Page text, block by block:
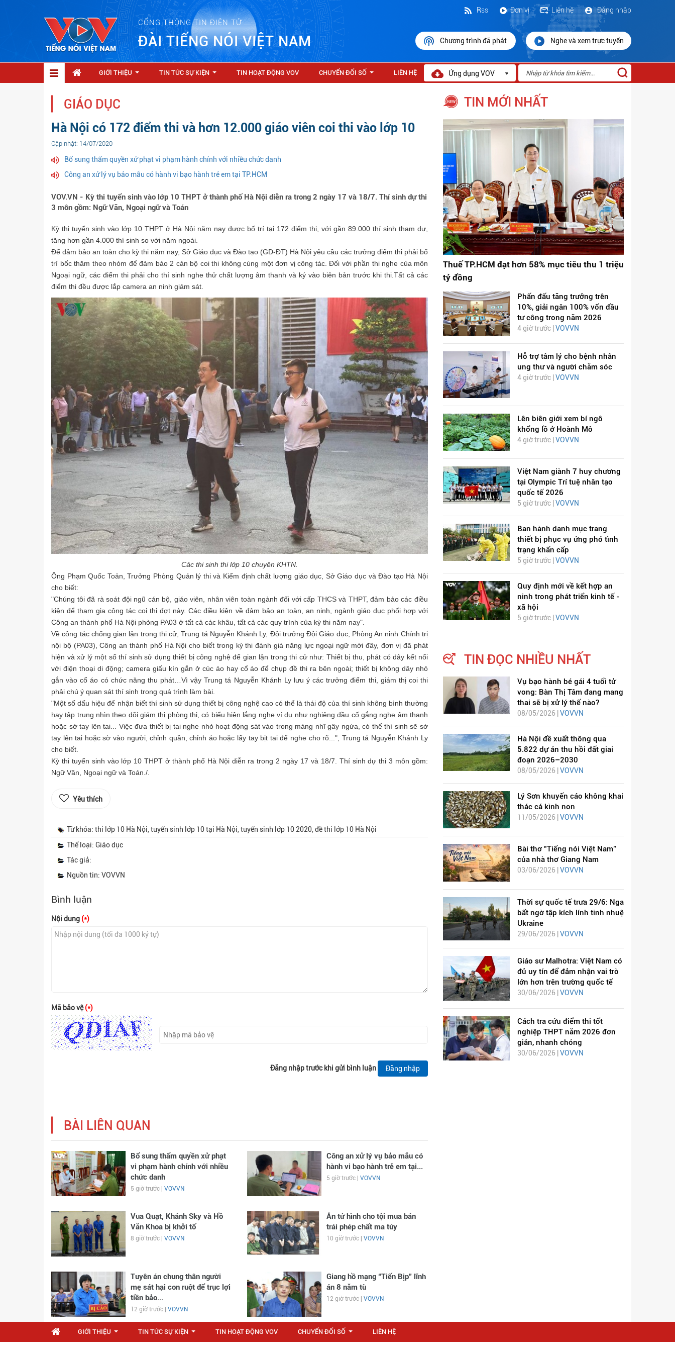
CỔNG THÔNG TIN ĐIỆN TỬ
ĐÀI TIẾNG NÓI VIỆT NAM
Đăng nhập
Liên hệ
Đơn vị
Rss
Chương trình đã phát Nghe và xem trực tuyến
GIỚI THIỆU TIN TỨC SỰ KIỆN TIN HOẠT ĐỘNG VOV CHUYỂN ĐỔI SỐ LIÊN HỆ Ứng dụng VOV
GIÁO DỤC
Hà Nội có 172 điểm thi và hơn 12.000 giáo viên coi thi vào lớp 10
Cập nhật: 14/07/2020
Bổ sung thẩm quyền xử phạt vi phạm hành chính với nhiều chức danh
Công an xử lý vụ bảo mẫu có hành vi bạo hành trẻ em tại TP.HCM
VOV.VN - Kỳ thi tuyển sinh vào lớp 10 THPT ở thành phố Hà Nội diễn ra trong 2 ngày 17 và 18/7. Thí sinh dự thi
3 môn gồm: Ngữ Văn, Ngoại ngữ và Toán
Kỳ thi tuyển sinh vào lớp 10 THPT ở Hà Nội năm nay được bố trí tại 172 điểm thi, với gần 89.000 thí sinh tham dự,
tăng hơn gần 4.000 thí sinh so với năm ngoái.
Để đảm bảo an toàn cho kỳ thi năm nay, Sở Giáo dục và Đào tạo (GD-ĐT) Hà Nội yêu cầu các trưởng điểm thi phải bố
trí bốc thăm theo nhóm để đảm bảo 2 cán bộ coi thi không cùng một đơn vị công tác. Đối với phần thi nghe của môn
Ngoại ngữ, các điểm thi phải cho thí sinh nghe thử chất lượng âm thanh và ký vào biên bản trước khi thi.Tất cả các
điểm thi đều được lắp camera an ninh giám sát.
Các thi sinh thi lớp 10 chuyên KHTN.
Ông Phạm Quốc Toản, Trưởng Phòng Quản lý thi và Kiểm định chất lượng giáo dục, Sở Giáo dục và Đào tạo Hà Nội
cho biết:
"Chúng tôi đã rà soát đội ngũ cán bộ, giáo viên, nhân viên toàn ngành đối với cấp THCS và THPT, đảm bảo các điều
kiện để tham gia công tác coi thi đợt này. Các điều kiện về đảm bảo an toàn, an ninh, ngành giáo dục phối hợp với
Công an thành phố Hà Nội phòng PA03 ở tất cả các khâu, tất cả các quy trình của kỳ thi năm nay".
Về công tác chống gian lận trong thi cử, Trung tá Nguyễn Khánh Ly, Đội trưởng Đội Giáo dục, Phòng An ninh Chính trị
nội bộ (PA03), Công an thành phố Hà Nội cho biết trong kỳ thi đánh giá năng lực ngoại ngữ mới đây, đơn vị đã phát
hiện và xử lý một số thí sinh sử dụng thiết bị công nghệ để gian lận trong thi cử như: Thiết bị thu, phát có dây kết nối
với điện thoại di động; camera giấu kín gắn ở cúc áo hay cổ áo để chụp đề thi ra bên ngoài; thiết bị không dây nhỏ
gắn vào cổ áo có chức năng thu phát…Vì vậy Trung tá Nguyễn Khánh Ly lưu ý các trưởng điểm thi, giám thị coi thi
phải chú ý quan sát thí sinh trong quá trình làm bài.
"Một số dấu hiệu để nhận biết thí sinh sử dụng thiết bị công nghệ cao có thể là thái độ của thí sinh không bình thường
hay tập trung nhìn theo dõi giám thị phòng thi, có biểu hiện lắng nghe ví dụ như nghiêng đầu cố gắng nghe âm thanh
hoặc sờ tay lên tai... Việc đưa thiết bị tai nghe nhỏ hoạt động sát vào trong màng nhĩ gây ngứa, có thể thí sinh sẽ sờ
tay lên tai hoặc sờ vào người, chỉnh quần, chỉnh áo hoặc lấy tay bịt tai để nghe cho rõ...", Trung tá Nguyễn Khánh Ly
cho biết.
Kỳ thi tuyển sinh vào lớp 10 THPT ở thành phố Hà Nội diễn ra trong 2 ngày 17 và 18/7. Thí sinh dự thi 3 môn gồm:
Ngữ Văn, Ngoại ngữ và Toán./.
Yêu thích
Từ khóa: thi lớp 10 Hà Nội, tuyển sinh lớp 10 tại Hà Nội, tuyển sinh lớp 10 2020, đề thi lớp 10 Hà Nội
Thể loại: Giáo dục
Tác giả:
Nguồn tin: VOVVN
Bình luận
Nội dung (*)
Mã bảo vệ(*)
Đăng nhập trước khi gửi bình luận Đăng nhập
BÀI LIÊN QUAN
Bổ sung thẩm quyền xử phạt
vi phạm hành chính với nhiều
chức danh
5 giờ trước | VOVVN
Công an xử lý vụ bảo mẫu có
hành vi bạo hành trẻ em tại...
5 giờ trước | VOVVN
Vua Quạt, Khánh Sky và Hồ
Văn Khoa bị khởi tố
8 giờ trước | VOVVN
Án tử hình cho tội mua bán
trái phép chất ma túy
10 giờ trước | VOVVN
Tuyên án chung thân người
mẹ sát hại con ruột để trục lợi
tiền bảo...
12 giờ trước | VOVVN
Giang hồ mạng “Tiến Bịp” lĩnh
án 8 năm tù
12 giờ trước | VOVVN
TIN MỚI NHẤT
Thuế TP.HCM đạt hơn 58% mục tiêu thu 1 triệu
tỷ đồng
Phấn đấu tăng trưởng trên
10%, giải ngân 100% vốn đầu
tư công trong năm 2026
4 giờ trước | VOVVN
Hỗ trợ tâm lý cho bệnh nhân
ung thư và người chăm sóc
4 giờ trước | VOVVN
Lên biên giới xem bí ngô
khổng lồ ở Hoành Mô
4 giờ trước | VOVVN
Việt Nam giành 7 huy chương
tại Olympic Trí tuệ nhân tạo
quốc tế 2026
5 giờ trước | VOVVN
Ban hành danh mục trang
thiết bị phục vụ ứng phó tình
trạng khẩn cấp
5 giờ trước | VOVVN
Quy định mới về kết hợp an
ninh trong phát triển kinh tế -
xã hội
5 giờ trước | VOVVN
TIN ĐỌC NHIỀU NHẤT
Vụ bạo hành bé gái 4 tuổi tử
vong: Bàn Thị Tâm đang mang
thai sẽ bị xử lý thế nào?
08/05/2026 | VOVVN
Hà Nội đề xuất thông qua
5.822 dự án thu hồi đất giai
đoạn 2026–2030
08/05/2026 | VOVVN
Lý Sơn khuyến cáo không khai
thác cá kình non
11/05/2026 | VOVVN
Bài thơ "Tiếng nói Việt Nam"
của nhà thơ Giang Nam
03/06/2026 | VOVVN
Thời sự quốc tế trưa 29/6: Nga
bất ngờ tập kích lính tinh nhuệ
Ukraine
29/06/2026 | VOVVN
Giáo sư Malhotra: Việt Nam có
đủ uy tín để đảm nhận vai trò
lớn hơn trên trường quốc tế
30/06/2026 | VOVVN
Cách tra cứu điểm thi tốt
nghiệp THPT năm 2026 đơn
giản, nhanh chóng
30/06/2026 |VOVVN
GIỚI THIỆU TIN TỨC SỰ KIỆN TIN HOẠT ĐỘNG VOV CHUYỂN ĐỔI SỐ LIÊN HỆ